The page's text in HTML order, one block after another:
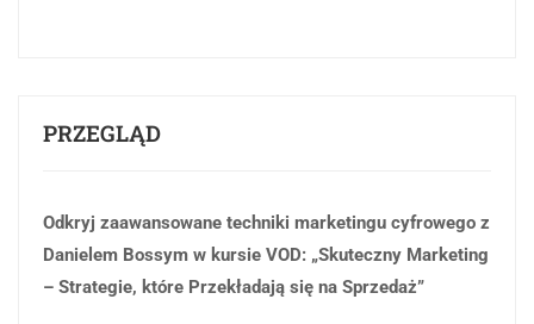
PRZEGLĄD
Odkryj zaawansowane techniki marketingu cyfrowego z
Danielem Bossym w kursie VOD: „Skuteczny Marketing
– Strategie, które Przekładają się na Sprzedaż”